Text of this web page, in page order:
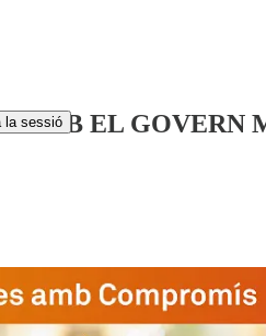
la sessió
AMB EL GOVERN